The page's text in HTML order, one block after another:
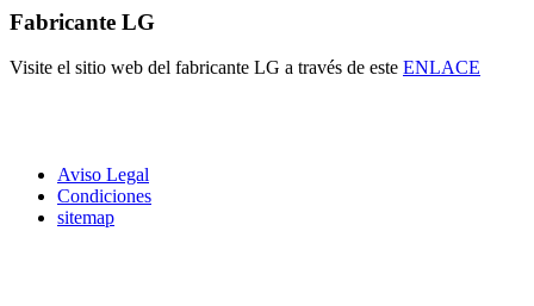
Fabricante LG
Visite el sitio web del fabricante LG a través de este ENLACE
Aviso Legal
Condiciones
sitemap